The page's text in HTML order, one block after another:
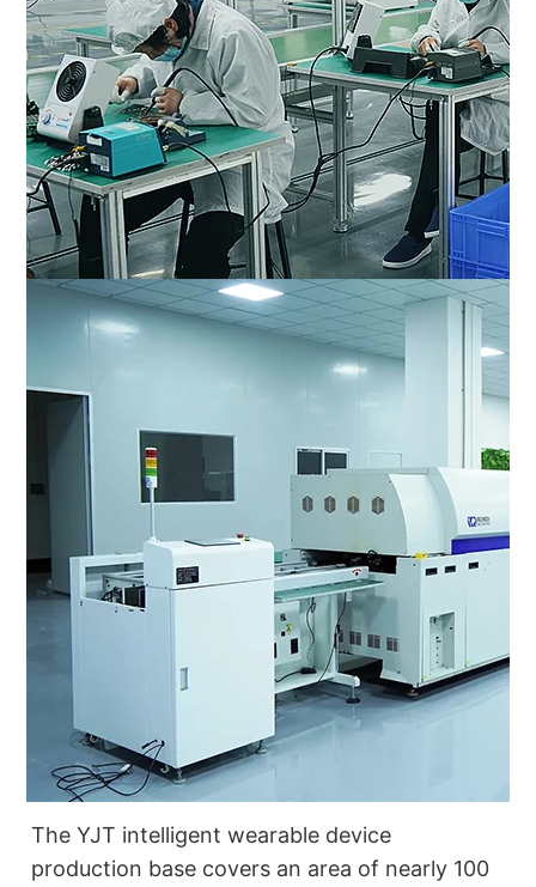
The YJT intelligent wearable device
production base covers an area of nearly 100